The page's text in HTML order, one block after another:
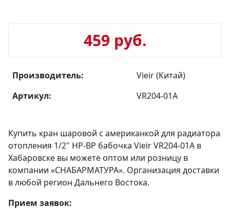
459 руб.
Производитель:
Vieir (Китай)
Артикул:
VR204-01A
Купить кран шаровой с американкой для радиатора
отопления 1/2" НР-ВР бабочка Vieir VR204-01A в
Хабаровске вы можете оптом или розницу в
компании «СНАБАРМАТУРА». Организация доставки
в любой регион Дальнего Востока.
Прием заявок: